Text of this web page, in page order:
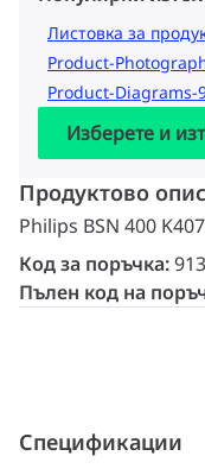
Листовка за
Product-
Product-Diagrams-
Изберете и
Продуктово
Philips BSN 400
Код за поръчка:
Пълен код на
Спецификации